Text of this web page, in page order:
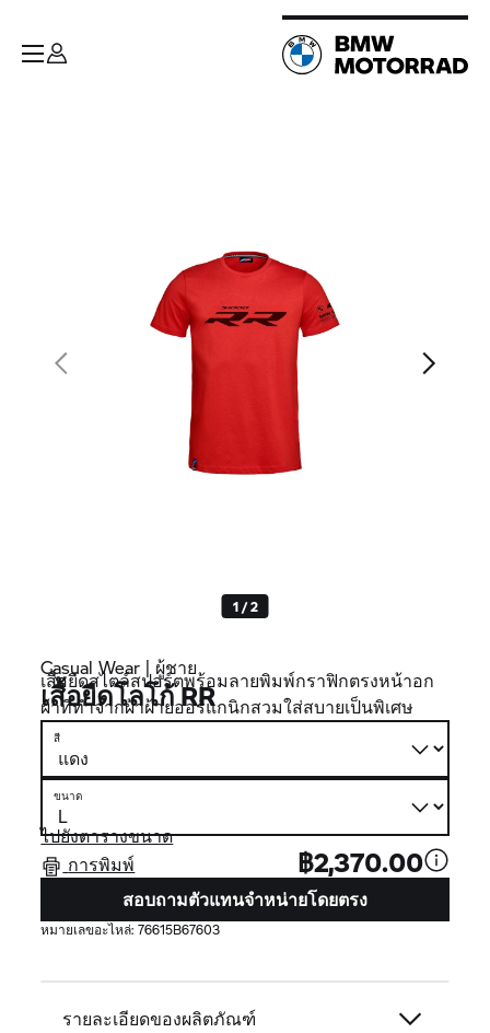
1 / 2
Casual Wear | ผู้ชาย
เสื้อยืดโลโก้ RR
เสื้อยืดสไตล์สปอร์ตพร้อมลายพิมพ์กราฟิกตรงหน้าอก
ผ้าที่ทำจากผ้าฝ้ายออร์แกนิกสวมใส่สบายเป็นพิเศษ
สี
ขนาด
ไปยังตารางขนาด
การพิมพ์
฿2,370.00
สอบถามตัวแทนจำหน่ายโดยตรง
หมายเลขอะไหล่:76615B67603
รายละเอียดของผลิตภัณฑ์